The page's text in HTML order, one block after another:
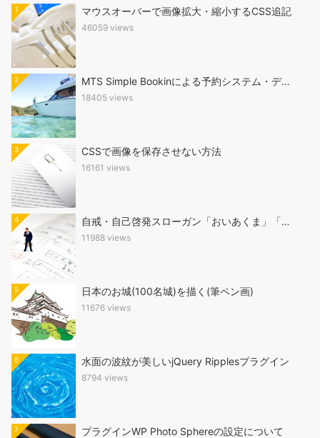
1 マウスオーバーで画像拡大・縮小するCSS追記
46059 views
2 MTS Simple Bookinによる予約システム・デ…
18405 views
3 CSSで画像を保存させない方法
16161 views
4 自戒・自己啓発スローガン「おいあくま」「…
11988 views
5 日本のお城(100名城)を描く(筆ペン画)
11676 views
6 水面の波紋が美しいjQuery Ripplesプラグイン
8794 views
7 プラグインWP Photo Sphereの設定について